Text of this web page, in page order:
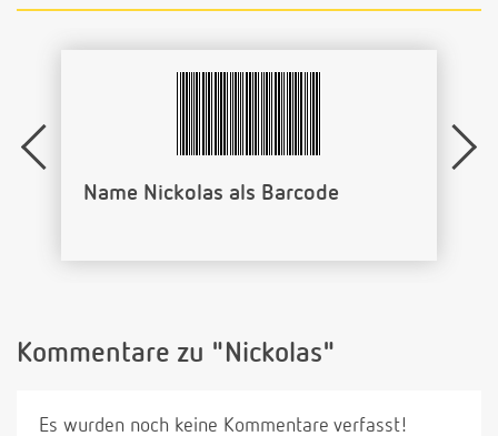
Name Nickolas als Barcode
Kommentare zu "Nickolas"
Es wurden noch keine Kommentare verfasst!